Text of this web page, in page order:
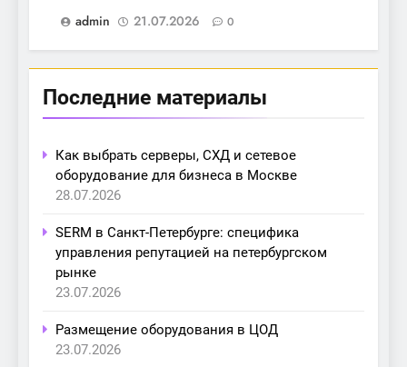
admin
21.07.2026 0
Последние материалы
Как выбрать серверы, СХД и сетевое
оборудование для бизнеса в Москве
28.07.2026
SERM в Санкт-Петербурге: специфика
управления репутацией на петербургском
рынке
23.07.2026
Размещение оборудования в ЦОД
23.07.2026